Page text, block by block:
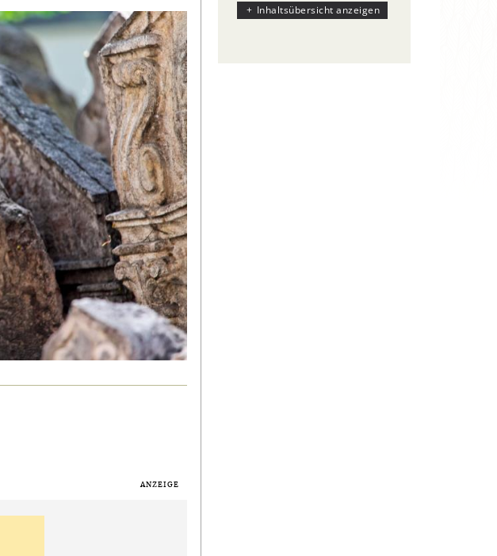
Inhaltsübersicht anzeigen